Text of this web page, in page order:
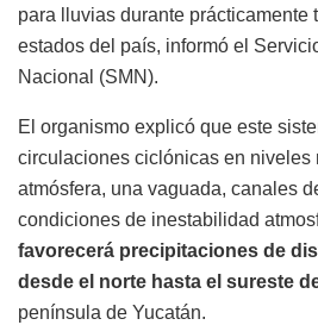
para lluvias durante prácticamente
estados del país, informó el
Nacional (SMN).
El organismo explicó que este
circulaciones ciclónicas en niveles
atmósfera, una vaguada, canales
condiciones de inestabilidad
favorecerá precipitaciones de
desde el norte hasta el sureste
península de Yucatán.